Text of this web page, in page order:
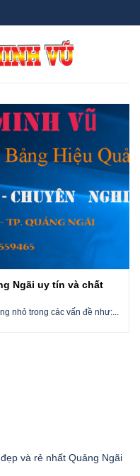
Ngãi uy tín và chất
nhỏ trong các vấn đề như:...
và rẻ nhất Quảng Ngãi